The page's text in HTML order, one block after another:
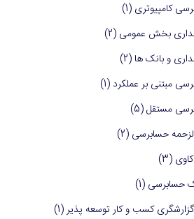
کامپیوتری (1)
بخش عمومی (2)
و بانک ها (2)
مبتنی بر عملکرد (1)
مستقل(5)
حسابرسی (2)
(3)
حسابرسی (1)
گزارشگری کسب و کار توسعه پذیر(1)